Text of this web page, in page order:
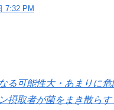
7:32 PM
る可能性大・あまりに
摂取者が菌をまき散ら